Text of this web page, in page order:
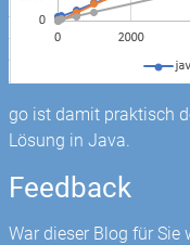
go ist damit praktisch
Lösung in Java.
Feedback
War dieser Blog für Sie